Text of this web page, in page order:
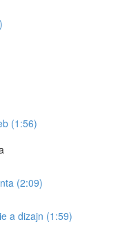
(1:56)
(2:09)
a dizajn (1:59)